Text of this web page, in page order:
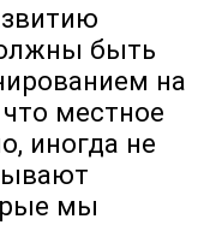
быть
на
местное
иногда не
мы